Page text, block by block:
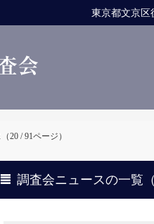
東京都文京区
20 / 91ページ）
調査会ニュースの一覧